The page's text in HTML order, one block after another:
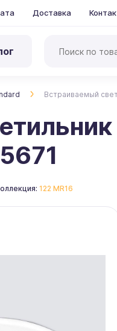
Доставка
Встраиваемый
122 MR16